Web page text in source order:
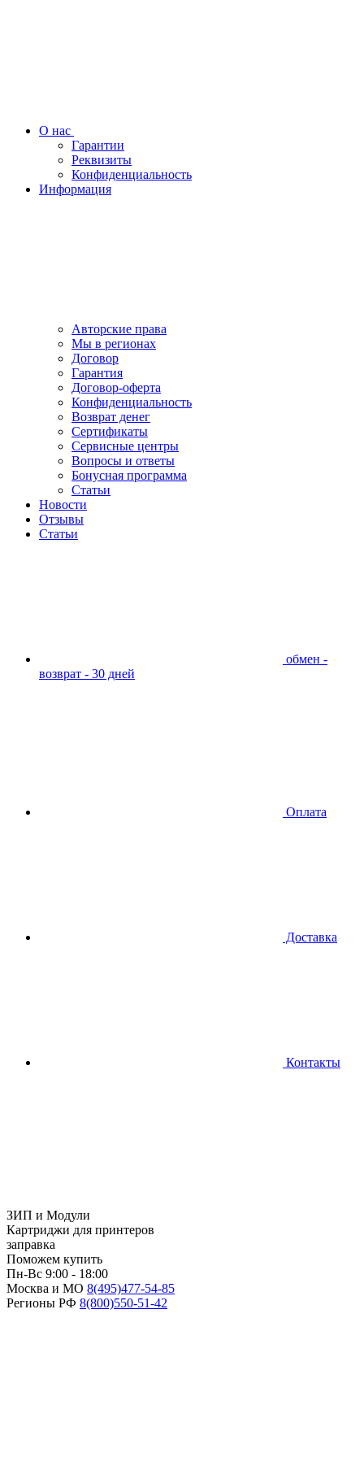
О нас
Гарантии
Реквизиты
Конфиденциальность
Информация
Авторские права
Мы в регионах
Договор
Гарантия
Договор-оферта
Конфиденциальность
Возврат денег
Сертификаты
Сервисные центры
Вопросы и ответы
Бонусная программа
Статьи
Новости
Отзывы
Статьи
обмен -
возврат - 30 дней
Оплата
Доставка
Контакты
ЗИП и Модули
Картриджи для принтеров
заправка
Поможем купить
Пн-Вс 9:00 - 18:00
Москва и МО 8(495)477-54-85
Регионы РФ 8(800)550-51-42